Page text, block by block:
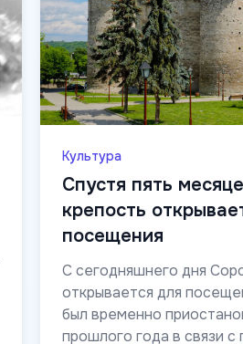
Культура
Спустя пять
крепость
посещения
С сегодняшнего дня
открывается для
был временно
прошлого года в связи